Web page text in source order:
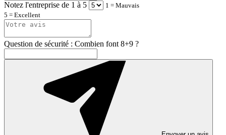
Notez l'entreprise de 1 à 5
1 = Mauvais
5 = Excellent
Question de sécurité : Combien font 8+9 ?